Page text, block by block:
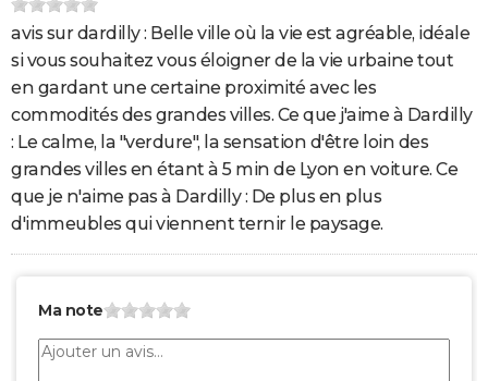
avis sur dardilly : Belle ville où la vie est agréable, idéale
si vous souhaitez vous éloigner de la vie urbaine tout
en gardant une certaine proximité avec les
commodités des grandes villes. Ce que j'aime à Dardilly
: Le calme, la "verdure", la sensation d'être loin des
grandes villes en étant à 5 min de Lyon en voiture. Ce
que je n'aime pas à Dardilly : De plus en plus
d'immeubles qui viennent ternir le paysage.
Ma note